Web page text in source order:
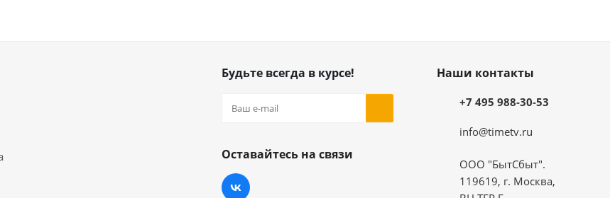
Будьте всегда в курсе!
Оставайтесь на связи
Наши контакты
+7 495 988-30-53
info@timetv.ru
ООО "БытСбыт".
119619, г. Москва,